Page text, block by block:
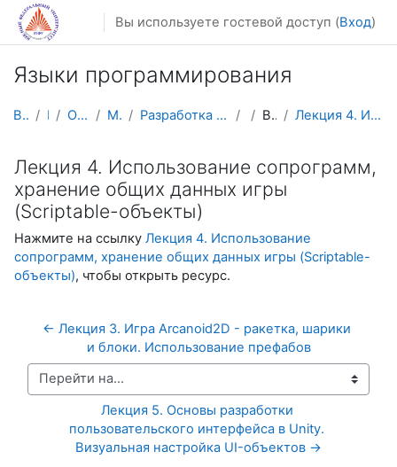
Перейти к основному содержанию
Вы используете гостевой доступ (Вход)
Языки программирования
В начало Курсы Осенний семестр Магистратура Разработка мобильных приложений и компьютерных игр ЯП Видеолекции Лекция 4. Использование сопрограмм, хранение общих...
Лекция 4. Использование сопрограмм,
хранение общих данных игры
(Scriptable-объекты)
Нажмите на ссылку Лекция 4. Использование
сопрограмм, хранение общих данных игры (Scriptable-
объекты), чтобы открыть ресурс.
← Лекция 3. Игра Arcanoid2D - ракетка, шарики
и блоки. Использование префабов
Перейти на...
Лекция 5. Основы разработки
пользовательского интерфейса в Unity.
Визуальная настройка UI-объектов →